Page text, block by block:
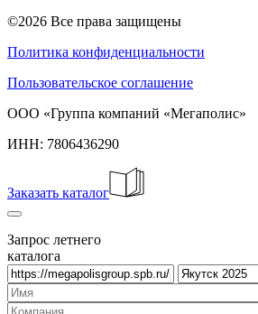
©2026 Все права защищены
Политика конфиденциальности
Пользовательское соглашение
ООО «Группа компаний «Мегаполис»
ИНН: 7806436290
Заказать каталог
Запрос летнего
каталога